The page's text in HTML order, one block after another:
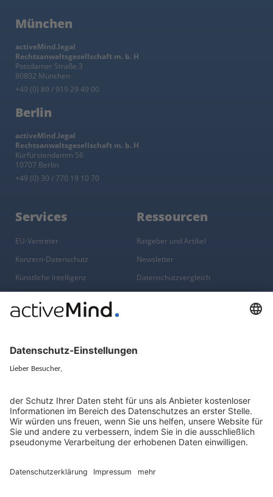
München
activeMind.legal
Rechtsanwaltsgesellschaft m. b. H
Potsdamer Straße 3
80802 München
+49 (0) 89 / 919 29 49 00
Berlin
activeMind.legal
Rechtsanwaltsgesellschaft m. b. H
Kurfürstendamm 56
10707 Berlin
+49 (0) 30 / 770 19 10 70
Services
EU-Vertreter
Konzern-Datenschutz
Künstliche Intelligenz
Hinweisgebersystem mit
Ressourcen
Ratgeber und Artikel
Newsletter
Datenschutzvergleich
Über
Unsere Experten
Kontakt
Presse, Medien & Events
Impressum
Gruppe
activeMind.ch (Schweiz)
activeMind.uk (Vereinigtes
Königreich)
Compliance-Portal